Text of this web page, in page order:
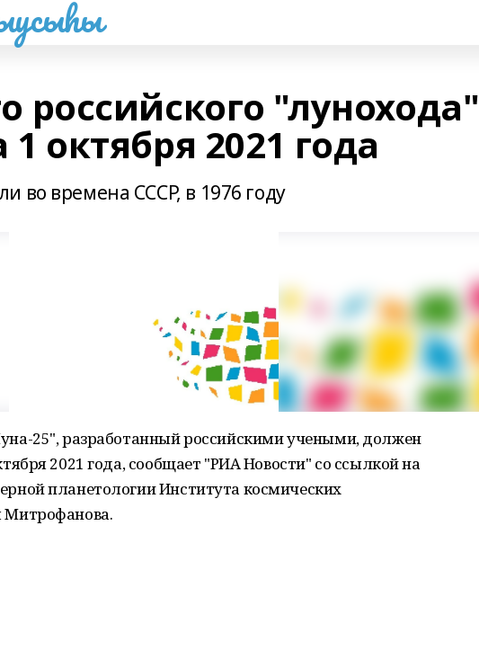
российского "лунохода"
октября 2021 года
во времена СССР, в 1976 году
25", разработанный российскими учеными, должен
2021 года, сообщает "РИА Новости" со ссылкой на
планетологии Института космических
Митрофанова.